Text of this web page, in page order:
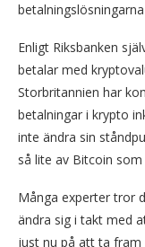
Enligt Riksbanken
betalar med
Storbritannien har
betalningar i krypto
inte ändra sin
så lite av Bitcoin
Många experter tror
ändra sig i takt med
just nu på att ta